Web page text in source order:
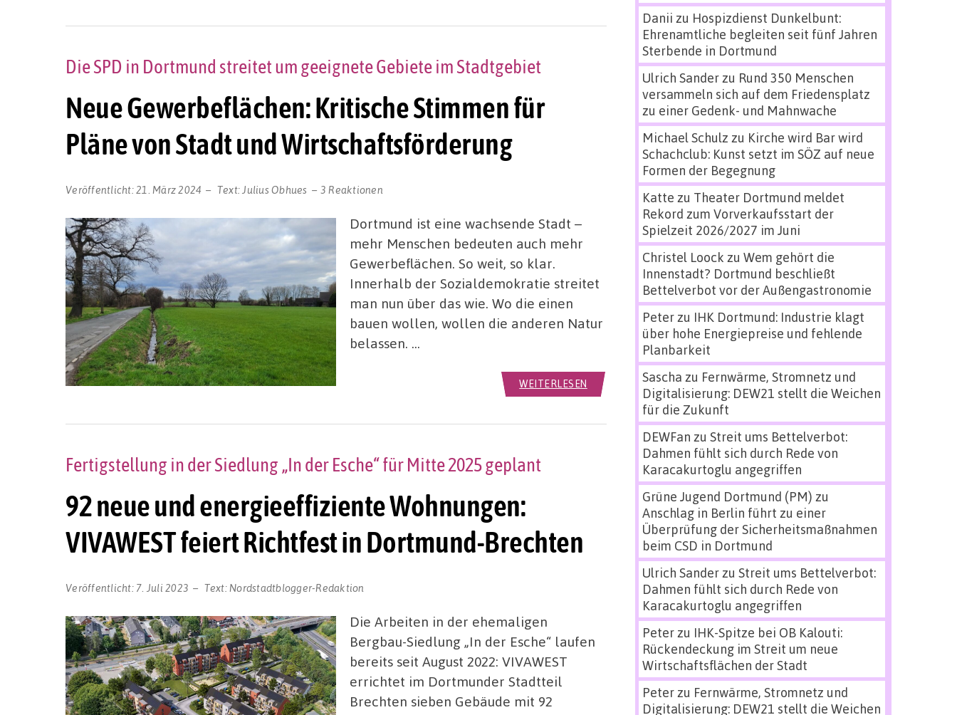
Neue Gewerbeflächen: Kritische Stimmen für
Pläne von Stadt und Wirtschaftsförderung
Die SPD in Dortmund streitet um geeignete Gebiete im Stadtgebiet
Veröffentlicht:21. März 2024 Text: Julius Obhues 3 Reaktionen
Dortmund ist eine wachsende Stadt –
mehr Menschen bedeuten auch mehr
Gewerbeflächen. So weit, so klar.
Innerhalb der Sozialdemokratie streitet
man nun über das wie. Wo die einen
bauen wollen, wollen die anderen Natur
belassen. …
WEITERLESEN
92 neue und energieeffiziente Wohnungen:
VIVAWEST feiert Richtfest in Dortmund-Brechten
Fertigstellung in der Siedlung „In der Esche“ für Mitte 2025 geplant
Veröffentlicht: 7. Juli 2023 Text: Nordstadtblogger-Redaktion
Die Arbeiten in der ehemaligen
Bergbau-Siedlung „In der Esche“ laufen
bereits seit August 2022: VIVAWEST
errichtet im Dortmunder Stadtteil
Brechten sieben Gebäude mit 92
Danii zu Hospizdienst Dunkelbunt:
Ehrenamtliche begleiten seit fünf Jahren
Sterbende in Dortmund
Ulrich Sanderzu Rund 350 Menschen
versammeln sich auf dem Friedensplatz
zu einer Gedenk- und Mahnwache
Michael Schulz zu Kirche wird Bar wird
Schachclub: Kunst setzt im SÖZ auf neue
Formen der Begegnung
Katte zu Theater Dortmund meldet
Rekord zum Vorverkaufsstart der
Spielzeit 2026/2027 im Juni
Christel Loock zu Wem gehört die
Innenstadt? Dortmund beschließt
Bettelverbot vor der Außengastronomie
Peterzu IHK Dortmund: Industrie klagt
über hohe Energiepreise und fehlende
Planbarkeit
Sascha zu Fernwärme, Stromnetz und
Digitalisierung: DEW21 stellt die Weichen
für die Zukunft
DEWFan zu Streit ums Bettelverbot:
Dahmen fühlt sich durch Rede von
Karacakurtoglu angegriffen
Grüne Jugend Dortmund (PM) zu
Anschlag in Berlin führt zu einer
Überprüfung der Sicherheitsmaßnahmen
beim CSD in Dortmund
Ulrich Sanderzu Streit ums Bettelverbot:
Dahmen fühlt sich durch Rede von
Karacakurtoglu angegriffen
Peterzu IHK-Spitze bei OB Kalouti:
Rückendeckung im Streit um neue
Wirtschaftsflächen der Stadt
Peterzu Fernwärme, Stromnetz und
Digitalisierung: DEW21 stellt die Weichen